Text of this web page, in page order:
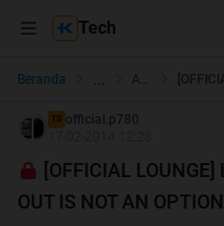
Tech
Beranda ... Android
TS official.p780
[OFFICIAL
OUT IS NOT AN